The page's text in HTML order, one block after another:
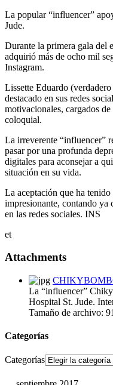
La popular “influencer”
Jude.
Durante la primera gala del
adquirió más de ocho mil
Instagram.
Lissette Eduardo
destacado en sus redes
motivacionales, cargados
coloquial.
La irreverente “influencer”
pasar por una profunda
digitales para aconsejar a
situación en su vida.
La aceptación que ha
impresionante, contando ya
en las redes sociales. INS
et
Attachments
La “influencer”
Hospital St. Jude.
Tamaño de archivo:
Categorías
Categorías